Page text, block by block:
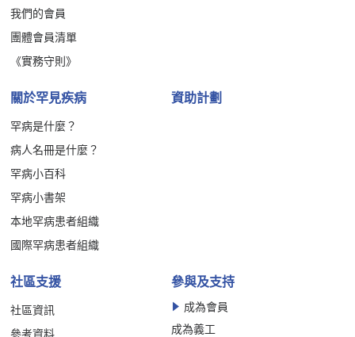
我們的會員
團體會員清單
《實務守則》
關於罕見疾病
罕病是什麼？
病人名冊是什麼？
罕病小百科
罕病小書架
本地罕病患者組織
國際罕病患者組織
資助計劃
社區支援
社區資訊
參考資料
參與及支持
成為會員
成為義工